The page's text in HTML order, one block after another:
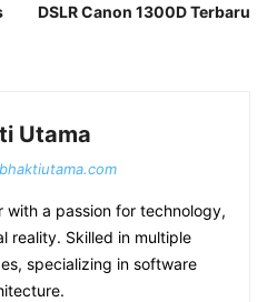
DSLR Canon 1300D Terbaru
Utama
a passion for technology,
reality. Skilled in multiple
specializing in software